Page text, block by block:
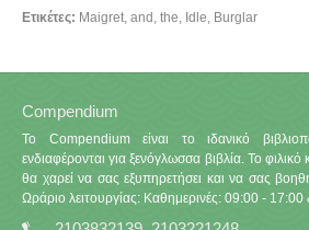
Ετικέτες: Maigret, and , the, Idle, Burglar
Compendium
Το Compendium είναι το ιδανικό
ενδιαφέρονται για ξενόγλωσσα βιβλία. Το
θα χαρεί να σας εξυπηρετήσει και να σας
Ωράριο λειτουργίας: Καθημερινές: 09:00 -